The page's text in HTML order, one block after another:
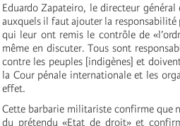
Eduardo Zapateiro, le directeur général
auxquels il faut ajouter la responsabilité
qui leur ont remis le contrôle de
même en discuter. Tous sont
contre les peuples [indigènes] et
la Cour pénale internationale et les
effet.
Cette barbarie militariste confirme que
du prétendu «Etat de droit» et